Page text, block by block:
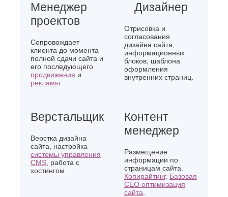
Менеджер
проектов
Сопровождает
клиента до момента
полной сдачи сайта и
его последующего
продвижения и
рекламы
Дизайнер
Отрисовка и
согласования
дизайна сайта,
информационных
блоков, шаблона
оформления
внутренних страниц.
Верстальщик
Верстка дизайна
сайта, настройка
системы управления
CMS , работа с
хостингом.
Контент
менеджер
Размещение
информации по
страницам сайта.
Копирайтинг. Базовая
СЕО оптимизация
сайта